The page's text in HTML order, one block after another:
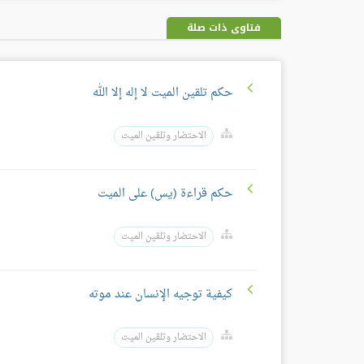
فتاوى ذات صلة
حكم تلقين الميت لا إله إلا الله
الاحتضار وتلقين الميت
حكم قراءة (يس) على الميت
الاحتضار وتلقين الميت
كيفية توجيه الإنسان عند موته
الاحتضار وتلقين الميت